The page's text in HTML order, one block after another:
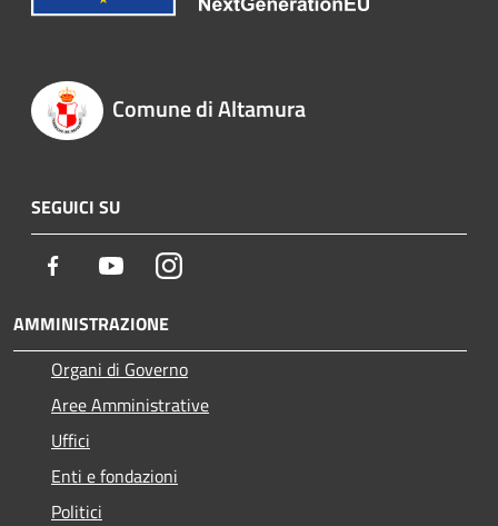
Comune di Altamura
SEGUICI SU
Facebook YoutubeInstagram
AMMINISTRAZIONE
Organi di Governo
Aree Amministrative
Uffici
Enti e fondazioni
Politici